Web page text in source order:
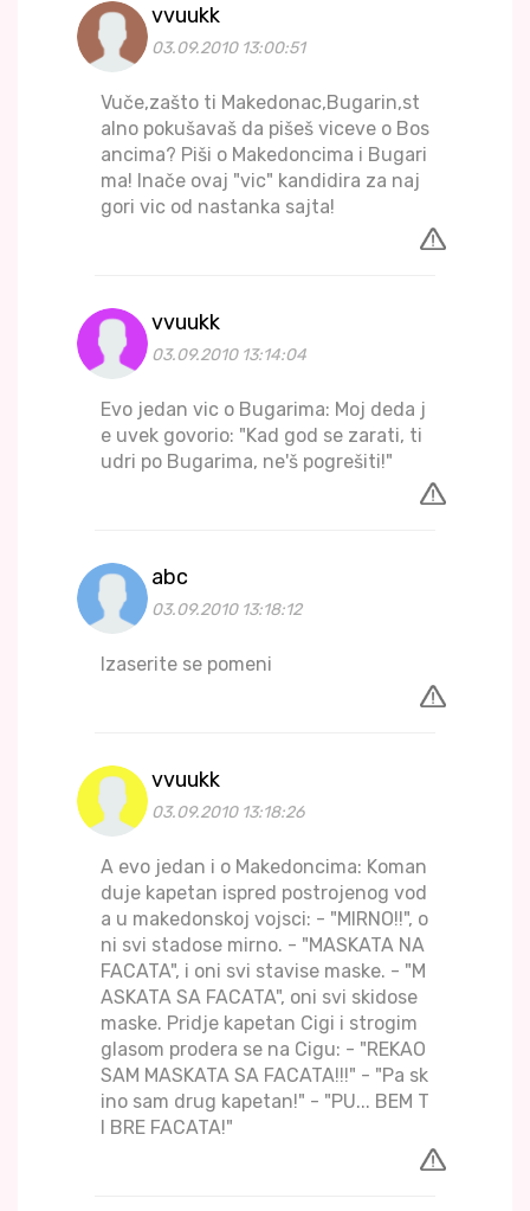
vvuukk
03.09.2010 13:00:51
Vuče,zašto ti Makedonac,Bugarin,st
alno pokušavaš da pišeš viceve o Bos
ancima? Piši o Makedoncima i Bugari
ma! Inače ovaj "vic" kandidira za naj
gori vic od nastanka sajta!
vvuukk
03.09.2010 13:14:04
Evo jedan vic o Bugarima: Moj deda j
e uvek govorio: "Kad god se zarati, ti
udri po Bugarima, ne'š pogrešiti!"
abc
03.09.2010 13:18:12
Izaserite se pomeni
vvuukk
03.09.2010 13:18:26
A evo jedan i o Makedoncima: Koman
duje kapetan ispred postrojenog vod
a u makedonskoj vojsci: - "MIRNO!!", o
ni svi stadose mirno. - "MASKATA NA
FACATA", i oni svi stavise maske. - "M
ASKATA SA FACATA", oni svi skidose
maske. Pridje kapetan Cigi i strogim
glasom prodera se na Cigu: - "REKAO
SAM MASKATA SA FACATA!!!" - "Pa sk
ino sam drug kapetan!" - "PU... BEM T
I BRE FACATA!"